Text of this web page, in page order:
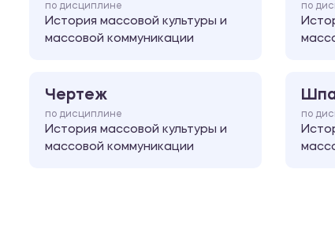
по дисциплине
История массовой культуры и
массовой коммуникации
по
Чертеж
по дисциплине
История массовой культуры и
массовой коммуникации
по